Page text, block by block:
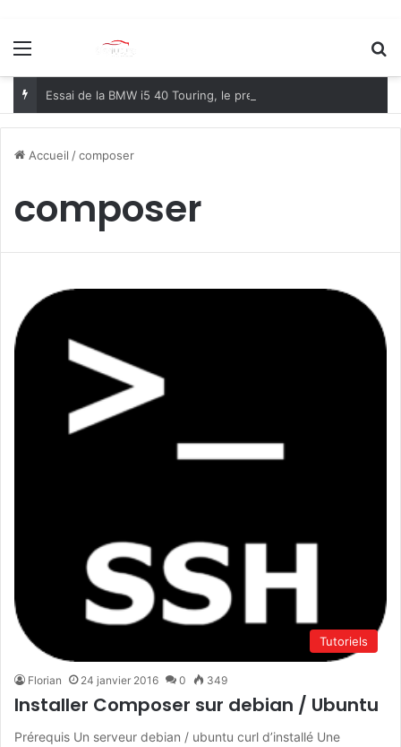
Accueil /composer
composer
Tutoriels
Florian 24 janvier 2016 0 349
Installer Composer sur debian / Ubuntu
Prérequis Un serveur debian / ubuntu curl d’installé Une